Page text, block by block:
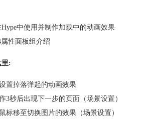
中使用并制作加载中的动画效果
属性面板组介绍
里:
置掉落弹起的动画效果
3秒后出现下一步的页面（场景设置）
标移至切换图片的效果（场景设置）